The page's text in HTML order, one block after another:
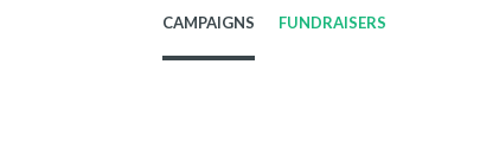
CAMPAIGNS FUNDRAISERS